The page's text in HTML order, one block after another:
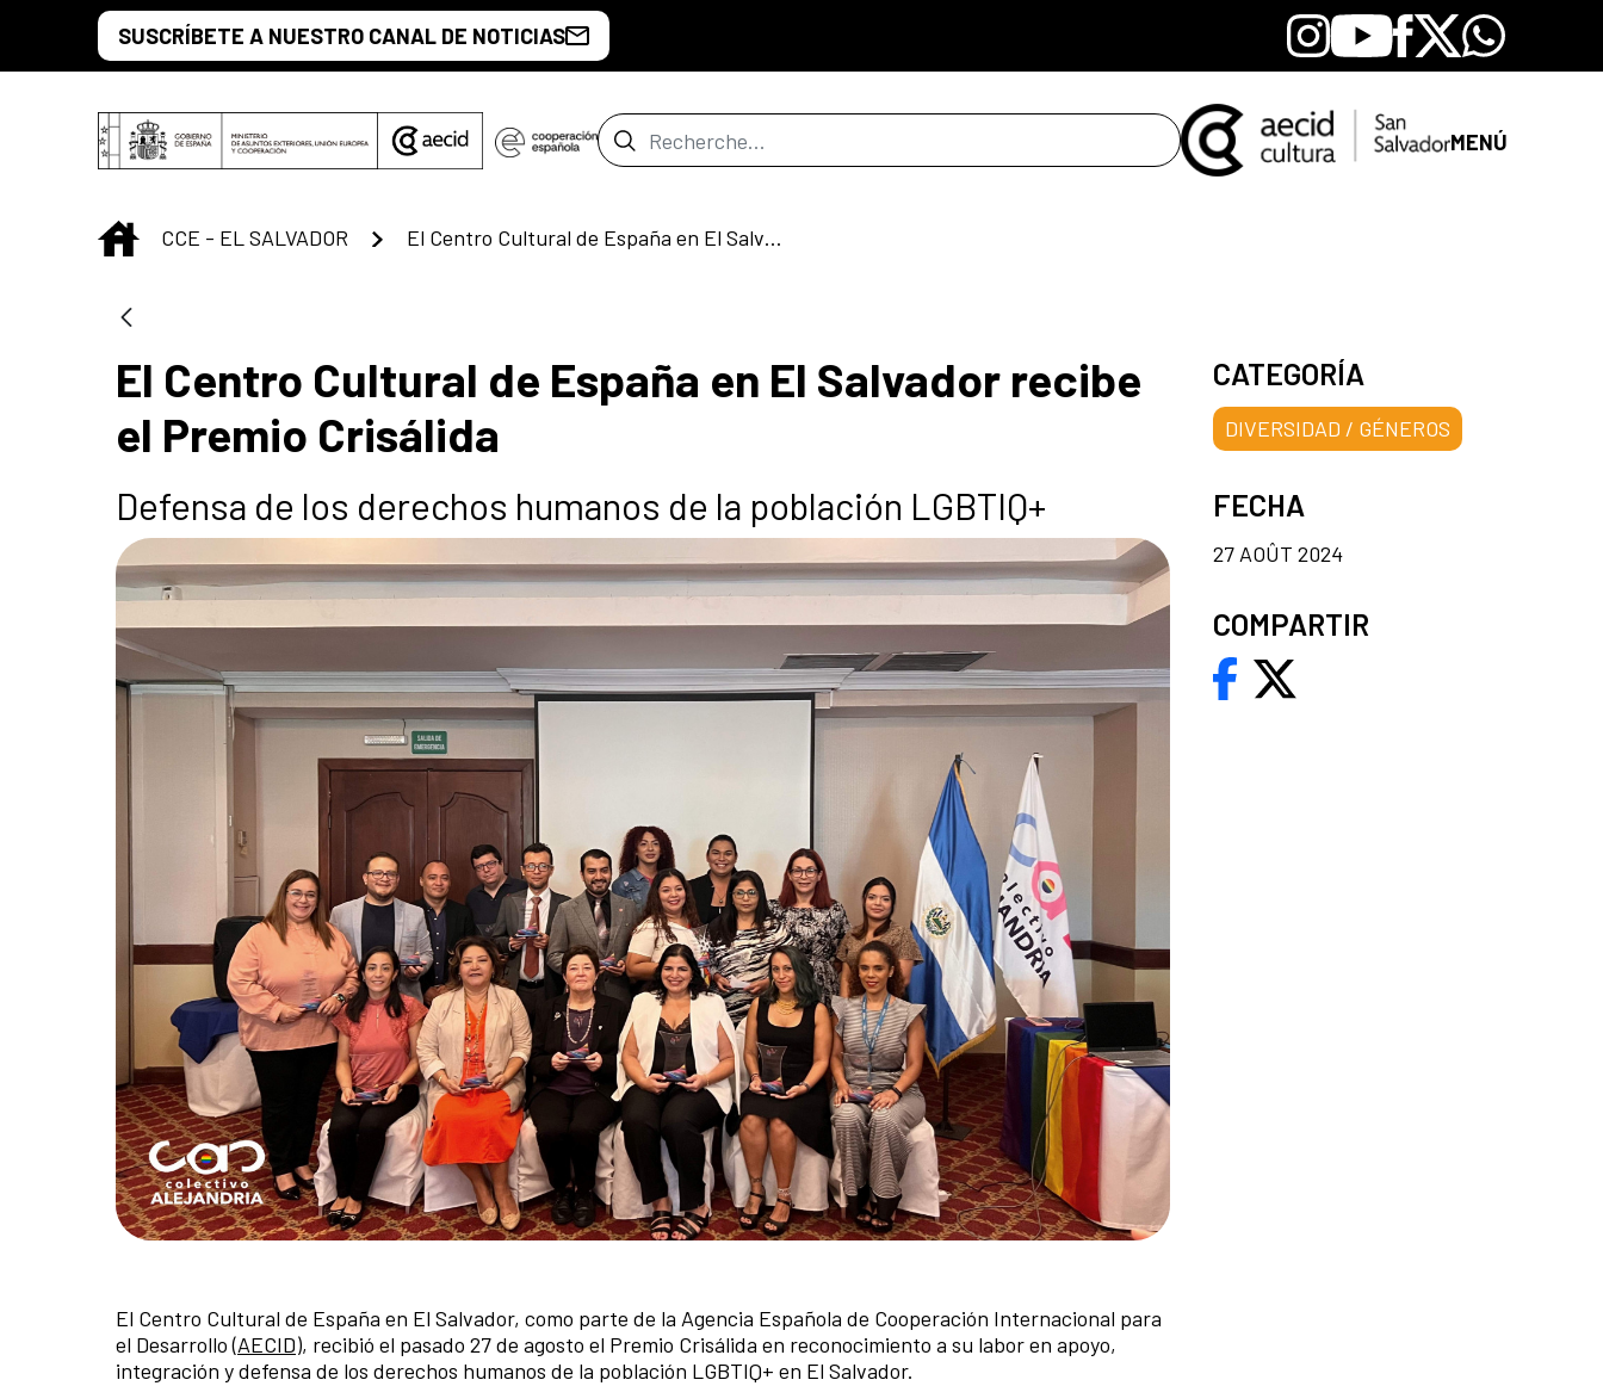
Saut au contenu principal
SUSCRÍBETE A NUESTRO CANAL DE NOTICIAS Instagram
YoutubeFacebook
X Whatsapp
Barre de recherche MENÚ
INICIO
CCE - EL SALVADOR El Centro Cultural de España en El Salvador recibe el Premio Crisálida
El Centro Cultural de España en El Salvador recibe
el Premio Crisálida
Defensa de los derechos humanos de la población LGBTIQ+
El Centro Cultural de España en El Salvador, como parte de la Agencia Española de Cooperación Internacional para
el Desarrollo (AECID), recibió el pasado 27 de agosto el Premio Crisálida en reconocimiento a su labor en apoyo,
integración y defensa de los derechos humanos de la población LGBTIQ+ en El Salvador.
CATEGORÍA
DIVERSIDAD / GÉNEROS
FECHA
27 AOÛT 2024
COMPARTIR